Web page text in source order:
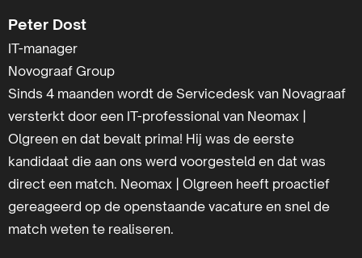
Peter Dost
IT-manager
Novograaf Group
Sinds 4 maanden wordt de Servicedesk van Novagraaf
versterkt door een IT-professional van Neomax |
Olgreen en dat bevalt prima! Hij was de eerste
kandidaat die aan ons werd voorgesteld en dat was
direct een match. Neomax | Olgreen heeft proactief
gereageerd op de openstaande vacature en snel de
match weten te realiseren.